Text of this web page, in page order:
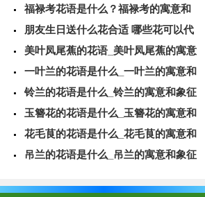
福禄考花语是什么？福禄考的寓意和
朋友生日送什么花合适 哪些花可以代
美叶凤尾蕉的花语_美叶凤尾蕉的寓意
一叶兰的花语是什么_一叶兰的寓意和
铃兰的花语是什么_铃兰的寓意和象征
玉簪花的花语是什么_玉簪花的寓意和
花毛茛的花语是什么_花毛茛的寓意和
吊兰的花语是什么_吊兰的寓意和象征